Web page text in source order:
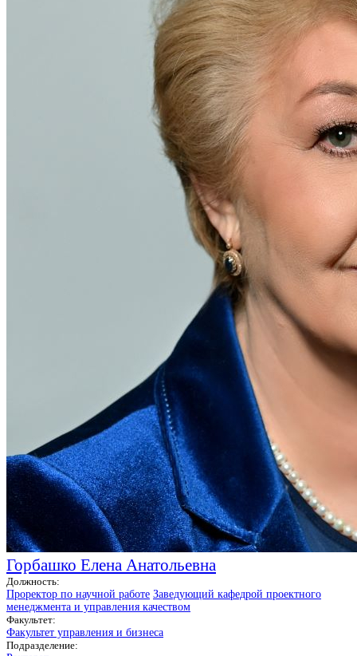
Горбашко Елена Анатольевна
Должность:
Проректор по научной работе Заведующий кафедрой проектного
менеджмента и управления качеством
Факультет:
Факультет управления и бизнеса
Подразделение: